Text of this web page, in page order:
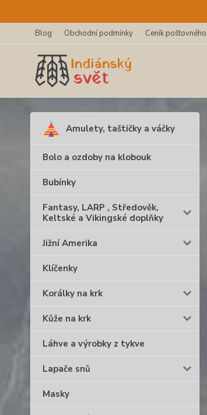
Blog Obchodní podmínky Ceník poštovného
Amulety, taštičky a váčky
Bolo a ozdoby na klobouk
Bubínky
Fantasy, LARP , Středověk,
Keltské a Vikingské doplňky
Jižní Amerika
Klíčenky
Korálky na krk
Kůže na krk
Láhve a výrobky z tykve
Lapače snů
Masky